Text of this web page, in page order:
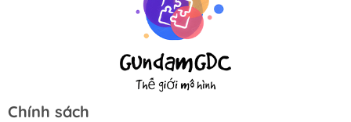
Chính sách